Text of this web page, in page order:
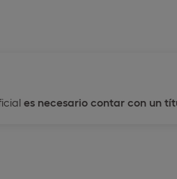
es necesario contar con un